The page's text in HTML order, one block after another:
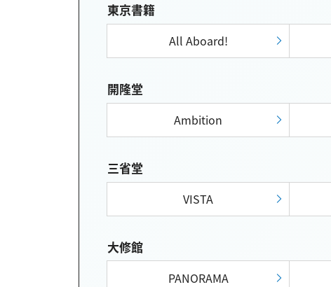
東京書籍
All Aboard!
開隆堂
Ambition
三省堂
VISTA
大修館
PANORAMA